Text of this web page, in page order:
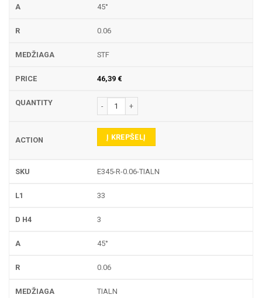
45°
0.06
STF
46,39 €
produkto kiekis: E345-R GRAVIRAVIMO FREZA
Į KREPŠELĮ
E345-R-0.06-TIALN
33
3
45°
0.06
TIALN